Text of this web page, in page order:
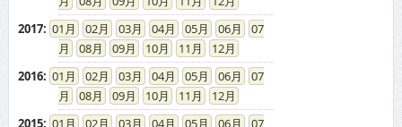
01 02 03 04 05 06
08
09 10 11
12
01 02 03 04 05 06
08
09 10 11
12
01 02 03 04 05 06
08
09 10 11
12